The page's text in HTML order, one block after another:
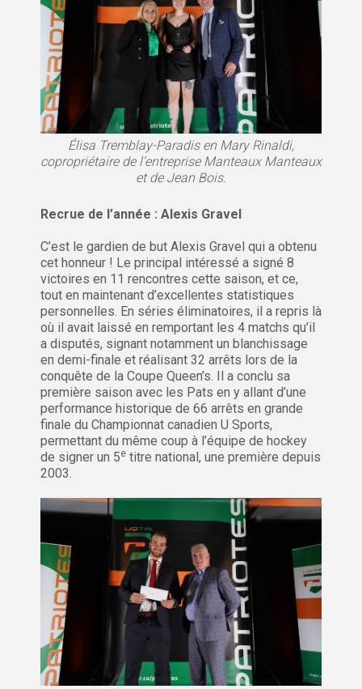
Élisa Tremblay-Paradis en Mary Rinaldi,
copropriétaire de l’entreprise Manteaux Manteaux
et de Jean Bois.
Recrue de l’année : Alexis Gravel
C’est le gardien de but Alexis Gravel qui a obtenu
cet honneur ! Le principal intéressé a signé 8
victoires en 11 rencontres cette saison, et ce,
tout en maintenant d’excellentes statistiques
personnelles. En séries éliminatoires, il a repris là
où il avait laissé en remportant les 4 matchs qu’il
a disputés, signant notamment un blanchissage
en demi-finale et réalisant 32 arrêts lors de la
conquête de la Coupe Queen’s. Il a conclu sa
première saison avec les Pats en y allant d’une
performance historique de 66 arrêts en grande
finale du Championnat canadien U Sports,
permettant du même coup à l’équipe de hockey
de signer un 5e titre national, une première depuis
2003.